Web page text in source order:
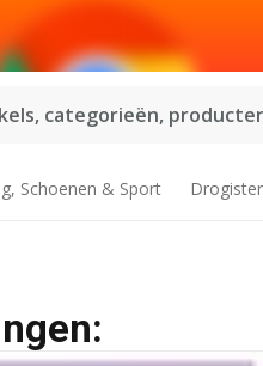
categorieën,
Schoenen & Sport